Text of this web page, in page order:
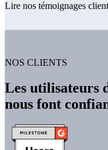
Lire nos témoignages
NOS CLIENTS
Les utilisateurs
nous font